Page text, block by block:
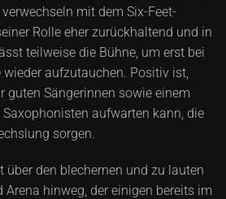
mit dem Six-Feet-
Rolle eher zurückhaltend und in
teilweise die Bühne, um erst bei
wieder aufzutauchen. Positiv ist,
guten Sängerinnen sowie einem
aufwarten kann, die
sorgen.
über den blechernen und zu lauten
Arena hinweg, der einigen bereits im